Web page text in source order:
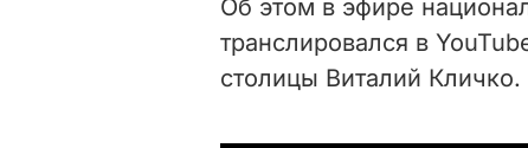
Об этом в эфире
транслировался в
столицы Виталий Кличко.